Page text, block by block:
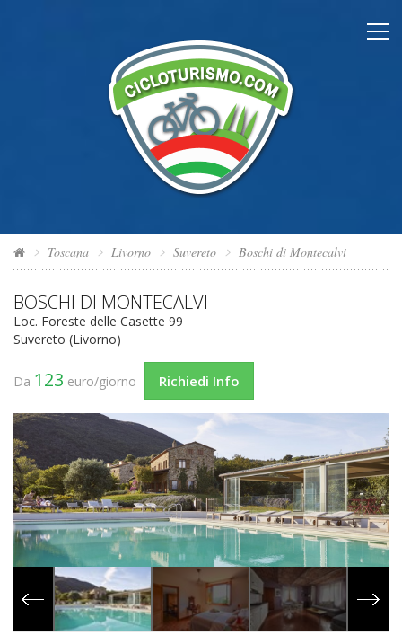
Toscana Livorno Suvereto Boschi di Montecalvi
BOSCHI DI MONTECALVI
Loc. Foreste delle Casette 99
Suvereto (Livorno)
Da 123 euro/giorno Richiedi Info